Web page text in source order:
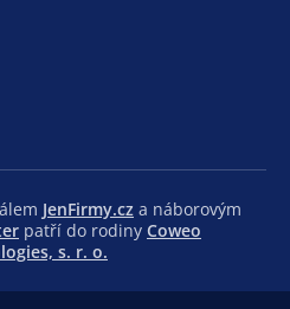
JenFirmy.cz a náborovým
patří do rodiny Coweo
s. r. o.